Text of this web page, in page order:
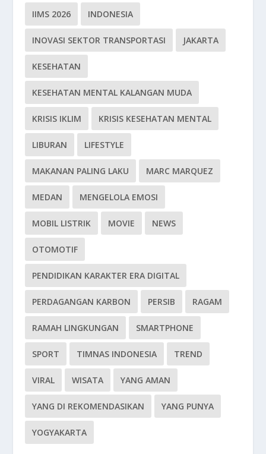
IIMS 2026 INDONESIA
INOVASI SEKTOR TRANSPORTASI JAKARTA
KESEHATAN
KESEHATAN MENTAL KALANGAN MUDA
KRISIS IKLIM KRISIS KESEHATAN MENTAL
LIBURAN LIFESTYLE
MAKANAN PALING LAKU MARC MARQUEZ
MEDAN MENGELOLA EMOSI
MOBIL LISTRIK MOVIE NEWS
OTOMOTIF
PENDIDIKAN KARAKTER ERA DIGITAL
PERDAGANGAN KARBON PERSIB RAGAM
RAMAH LINGKUNGAN SMARTPHONE
SPORT TIMNAS INDONESIA TREND
VIRAL WISATA YANG AMAN
YANG DI REKOMENDASIKAN YANG PUNYA
YOGYAKARTA